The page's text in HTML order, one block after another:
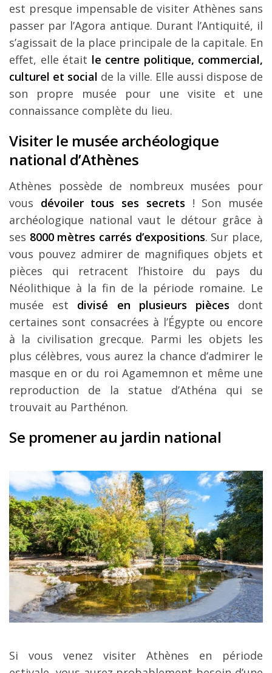
est presque impensable de visiter Athènes sans
passer par l’Agora antique. Durant l’Antiquité, il
s’agissait de la place principale de la capitale. En
effet, elle était le centre politique, commercial,
culturel et social de la ville. Elle aussi dispose de
son propre musée pour une visite et une
connaissance complète du lieu.
Visiter le musée archéologique
national d’Athènes
Athènes possède de nombreux musées pour
vous dévoiler tous ses secrets ! Son musée
archéologique national vaut le détour grâce à
ses 8000 mètres carrés d’expositions. Sur place,
vous pouvez admirer de magnifiques objets et
pièces qui retracent l’histoire du pays du
Néolithique à la fin de la période romaine. Le
musée est divisé en plusieurs pièces dont
certaines sont consacrées à l’Égypte ou encore
à la civilisation grecque. Parmi les objets les
plus célèbres, vous aurez la chance d’admirer le
masque en or du roi Agamemnon et même une
reproduction de la statue d’Athéna qui se
trouvait au Parthénon.
Se promener au jardin national
Si vous venez visiter Athènes en période